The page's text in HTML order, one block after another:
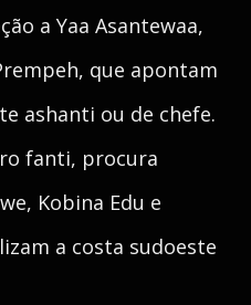
a Yaa Asantewaa,
que apontam
ashanti ou de chefe.
fanti, procura
Kobina Edu e
a costa sudoeste